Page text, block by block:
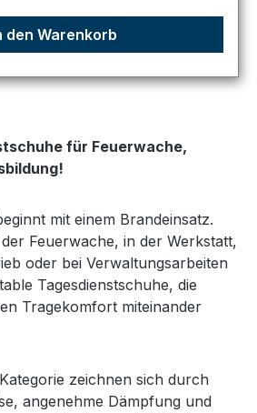
den Warenkorb
für Feuerwache,
mit einem Brandeinsatz.
Feuerwache, in der Werkstatt,
oder bei Verwaltungsarbeiten
Tagesdienstschuhe, die
Tragekomfort miteinander
zeichnen sich durch
angenehme Dämpfung und